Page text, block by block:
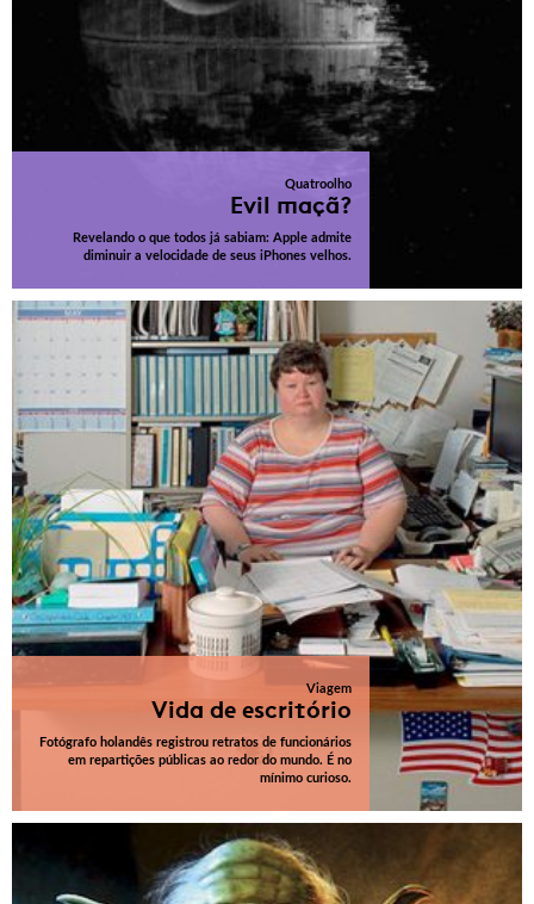
Quatroolho
Evil maçã?
Revelando o que todos já sabiam: Apple admite
diminuir a velocidade de seus iPhones velhos.
Viagem
Vida de escritório
Fotógrafo holandês registrou retratos de funcionários
em repartições públicas ao redor do mundo. É no
mínimo curioso.